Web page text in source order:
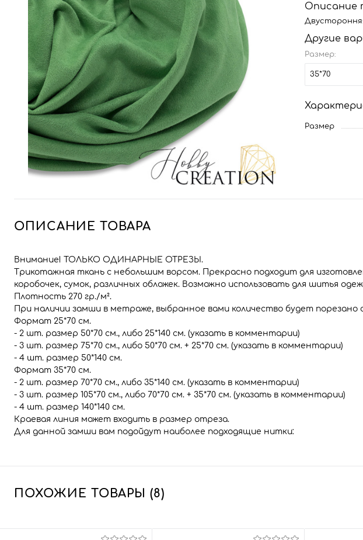
Описание
Другие
Размер:
35*70
Размер
ОПИСАНИЕ ТОВАРА
Внимание! ТОЛЬКО ОДИНАРНЫЕ ОТРЕЗЫ.
Трикотажная ткань с небольшим ворсом. Прекрасно подходит для
коробочек, сумок, различных обложек. Возможно использовать для шитья
Плотность 270 гр./м².
При наличии замши в метраже, выбранное вами количество будет порезано
Формат 25*70 см.
- 2 шт. размер 50*70 см., либо 25*140 см. (указать в комментарии)
- 3 шт. размер 75*70 см., либо 50*70 см. + 25*70 см. (указать в комментарии)
- 4 шт. размер 50*140 см.
Формат 35*70 см.
- 2 шт. размер 70*70 см., либо 35*140 см. (указать в комментарии)
- 3 шт. размер 105*70 см., либо 70*70 см. + 35*70 см. (указать в комментарии)
- 4 шт. размер 140*140 см.
Краевая линия может входить в размер отреза.
Для данной замши вам подойдут наиболее подходящие нитки:
ПОХОЖИЕ ТОВАРЫ (8)